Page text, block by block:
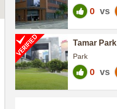
0 vs
Tamar Park
Park
0 vs